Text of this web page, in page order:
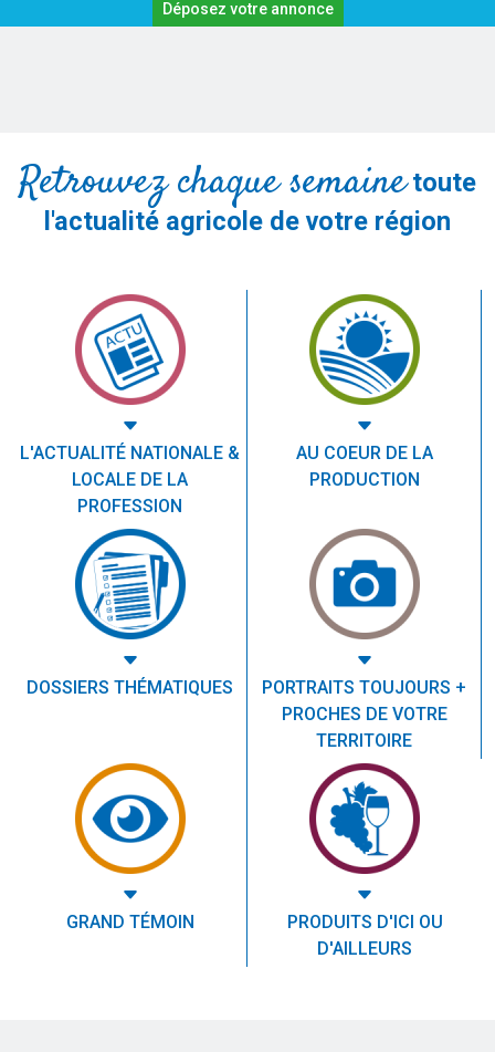
Déposez votre annonce
Retrouvez chaque semainetoute
l'actualité agricole de votre région
L'ACTUALITÉ NATIONALE &
LOCALE DE LA
PROFESSION
AU COEUR DE LA
PRODUCTION
DOSSIERS THÉMATIQUES
PORTRAITS TOUJOURS +
PROCHES DE VOTRE
TERRITOIRE
GRAND TÉMOIN
PRODUITS D'ICI OU
D'AILLEURS